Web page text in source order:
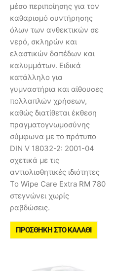
μέσο περιποίησης για τον
καθαρισμό συντήρησης
όλων των ανθεκτικών σε
νερό, σκληρών και
ελαστικών δαπέδων και
καλυμμάτων. Ειδικά
κατάλληλο για
γυμναστήρια και αίθουσες
πολλαπλών χρήσεων,
καθώς διατίθεται έκθεση
πραγματογνωμοσύνης
σύμφωνα με το πρότυπο
DIN V 18032-2: 2001-04
σχετικά με τις
αντιολισθητικές ιδιότητες
Το Wipe Care Extra RM 780
στεγνώνει χωρίς
ραβδώσεις.
ΠΡΟΣΘΉΚΗ ΣΤΟ ΚΑΛΆΘΙ